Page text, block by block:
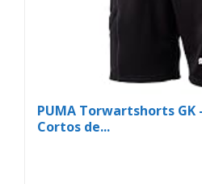
PUMA Torwartshorts GK
Cortos de...